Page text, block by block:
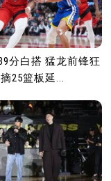
分白搭 猛龙前锋狂
摘25篮板延...